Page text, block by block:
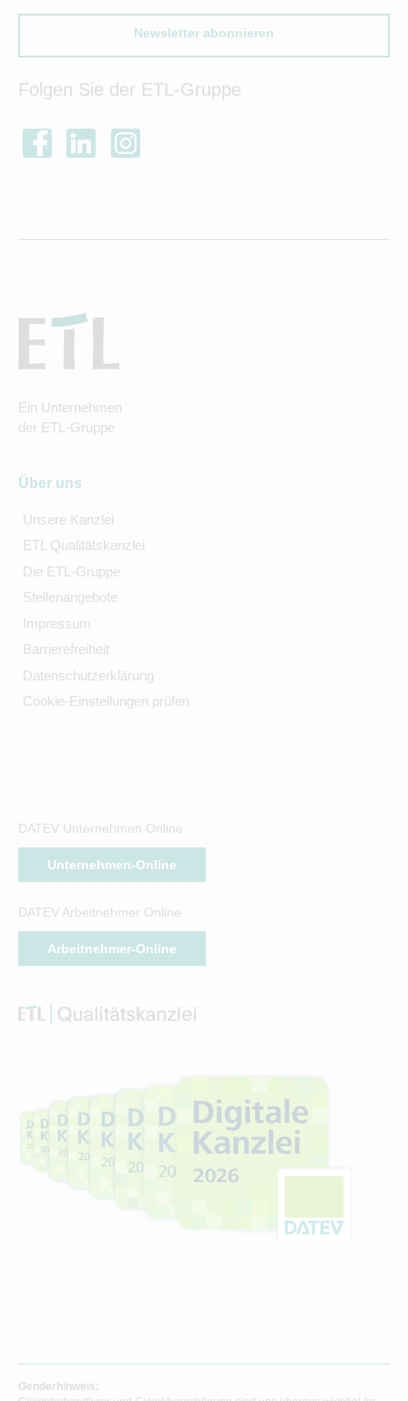
Newsletter abonnieren
Folgen Sie der ETL-Gruppe
Ein Unternehmen
der ETL-Gruppe
Über uns
Unsere Kanzlei
ETL Qualitätskanzlei
Die ETL-Gruppe
Stellenangebote
Impressum
Barrierefreiheit
Datenschutzerklärung
Cookie-Einstellungen prüfen
DATEV Unternehmen Online
Unternehmen-Online
DATEV Arbeitnehmer Online
Arbeitnehmer-Online
Genderhinweis: